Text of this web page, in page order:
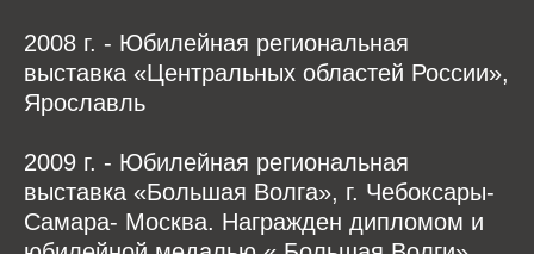
2008 г. - Юбилейная региональная
выставка «Центральных областей России»,
Ярославль
2009 г. - Юбилейная региональная
выставка «Большая Волга», г. Чебоксары-
Самара- Москва. Награжден дипломом и